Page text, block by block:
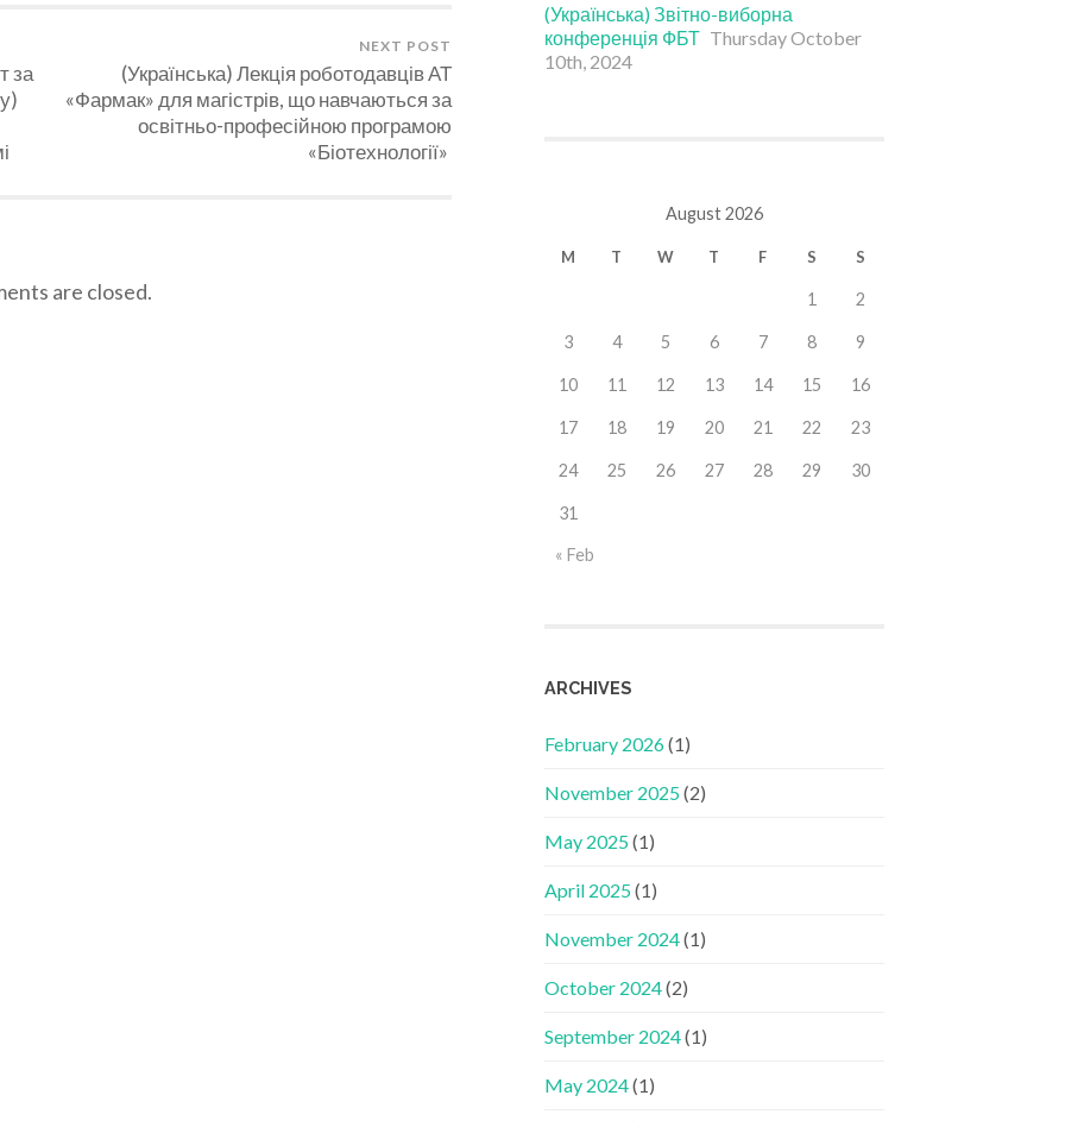
2023
за
NEXT POST
(Українська) Лекція роботодавців АТ
«Фармак» для магістрів, що навчаються за
освітньо-професійною програмою
«Біотехнології»
are closed.
(Українська) Звітно-виборна
конференція ФБТ Thursday October
10th, 2024
August 2026
M T W T F S S
« Feb
1 2
3 4 5 6 7 8 9
10 11 12 13 14 15 16
17 18 19 20 21 22 23
24 25 26 27 28 29 30
31
ARCHIVES
February 2026(1)
November 2025(2)
May 2025(1)
April 2025(1)
November 2024(1)
October 2024(2)
September 2024(1)
May 2024(1)